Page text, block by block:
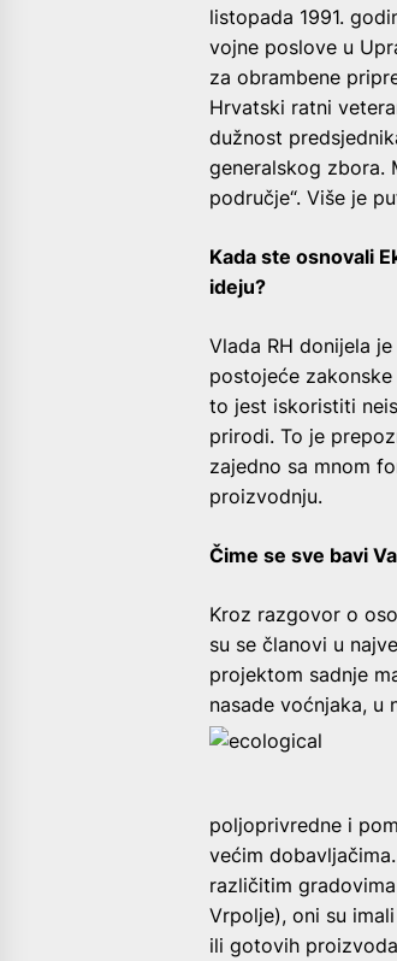
listopada 1991.
vojne poslove u
za obrambene
Hrvatski ratni
dužnost
generalskog zbora.
područje“. Više je
Kada ste osnovali
ideju?
Vlada RH donijela
postojeće
to jest iskoristiti
prirodi. To je
zajedno sa mnom
proizvodnju.
Čime se sve bavi
Kroz razgovor o
su se članovi u
projektom sadnje
nasade voćnjaka, u
poljoprivredne i
većim
različitim
Vrpolje), oni su
ili gotovih